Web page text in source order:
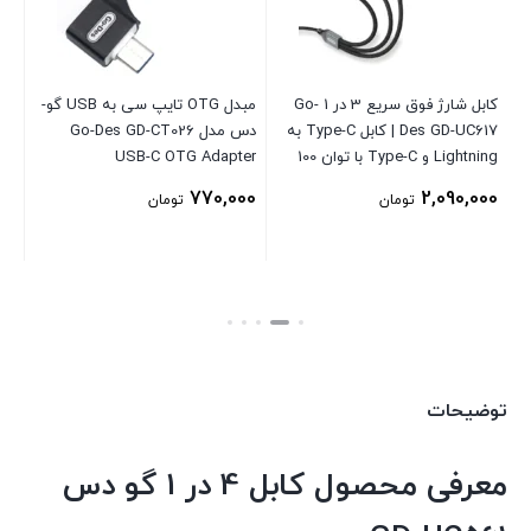
کابل شارژ فوق سریع 3 در 1 Go-
Des GD-UC617 | کابل Type-C به
Lightning و Type-C با توان 100
2,090,000 تومان
مبدل OTG تایپ سی به USB گو-
دس مدل Go-Des GD-CT026
USB-C OTG Adapter
770,000 تومان
توضیحات
معرفی محصول کابل 4 در 1 گو دس